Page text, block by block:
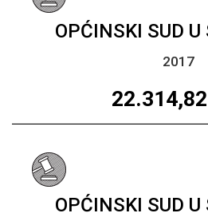
OPĆINSKI SUD
2017
22.314,82
OPĆINSKI SUD